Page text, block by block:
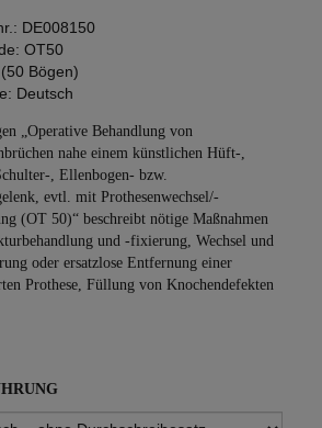
DE008150
OT50
Bögen)
Deutsch
„Operative Behandlung von
nahe einem künstlichen Hüft-,
, Ellenbogen- bzw.
evtl. mit Prothesenwechsel/-
(OT 50)“ beschreibt nötige Maßnahmen
und -fixierung, Wechsel und
oder ersatzlose Entfernung einer
Prothese, Füllung von Knochendefekten